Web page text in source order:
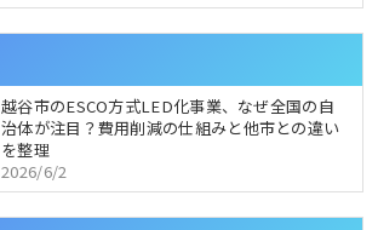
越谷市のESCO方式LED化事業、なぜ全国の自
治体が注目？費用削減の仕組みと他市との違い
を整理
2026/6/2